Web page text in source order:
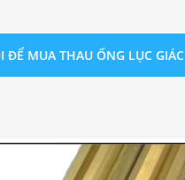
ĐỂ MUA THAU ỐNG LỤC GIÁC